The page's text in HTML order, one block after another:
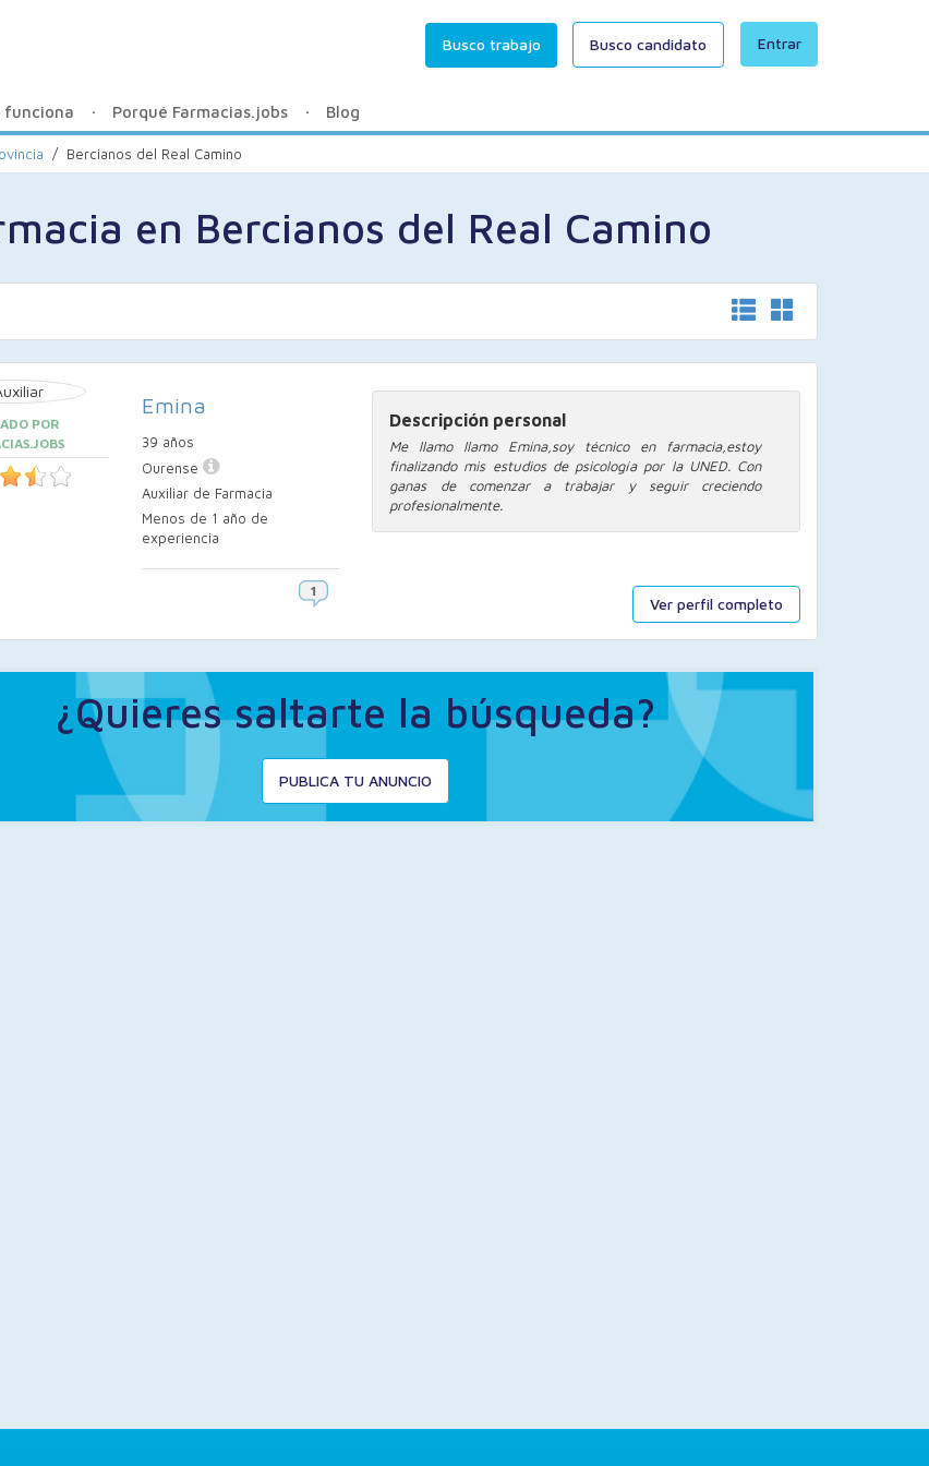
Entrar
Busco trabajo Busco candidato
funciona Porqué Farmacias.jobs Blog
/ Bercianos del Real Camino
en Bercianos del Real Camino
Ver perfil completo
POR
Emina
39 años
Ourense
Auxiliar de Farmacia
Menos de 1 año de
experiencia
Descripción personal
Me llamo llamo Emina,soy técnico en farmacia,estoy
finalizando mis estudios de psicología por la UNED. Con
ganas de comenzar a trabajar y seguir creciendo
profesionalmente.
¿Quieres saltarte la búsqueda?
PUBLICA TU ANUNCIO